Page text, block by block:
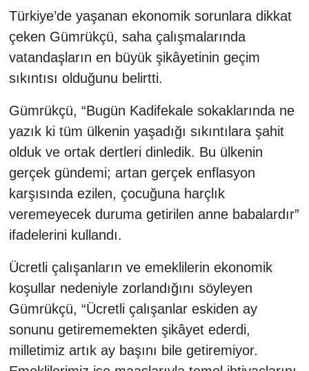
Türkiye’de yaşanan ekonomik sorunlara dikkat
çeken Gümrükçü, saha çalışmalarında
vatandaşların en büyük şikâyetinin geçim
sıkıntısı olduğunu belirtti.
Gümrükçü, “Bugün Kadifekale sokaklarında ne
yazık ki tüm ülkenin yaşadığı sıkıntılara şahit
olduk ve ortak dertleri dinledik. Bu ülkenin
gerçek gündemi; artan gerçek enflasyon
karşısında ezilen, çocuğuna harçlık
veremeyecek duruma getirilen anne babalardır”
ifadelerini kullandı.
Ücretli çalışanların ve emeklilerin ekonomik
koşullar nedeniyle zorlandığını söyleyen
Gümrükçü, “Ücretli çalışanlar eskiden ay
sonunu getirememekten şikâyet ederdi,
milletimiz artık ay başını bile getiremiyor.